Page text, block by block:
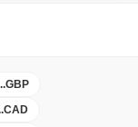
GBP
CAD